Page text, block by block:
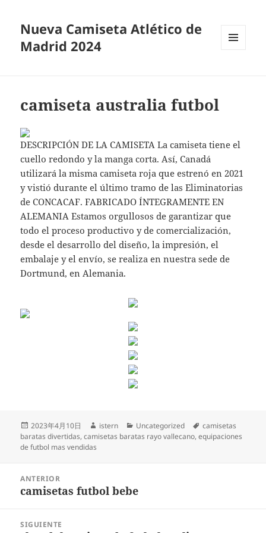
Nueva Camiseta Atlético de
Madrid 2024
camiseta australia futbol
DESCRIPCIÓN DE LA CAMISETA La camiseta tiene el
cuello redondo y la manga corta. Así, Canadá
utilizará la misma camiseta roja que estrenó en 2021
y vistió durante el último tramo de las Eliminatorias
de CONCACAF. FABRICADO ÍNTEGRAMENTE EN
ALEMANIA Estamos orgullosos de garantizar que
todo el proceso productivo y de comercialización,
desde el desarrollo del diseño, la impresión, el
embalaje y el envío, se realiza en nuestra sede de
Dortmund, en Alemania.
Publicado
el
2023年4月10日 Autor
istern Categorías
Uncategorized Etiquetas
camisetas
baratas divertidas,camisetas baratas rayo vallecano,equipaciones
de futbol mas vendidas
entradas
ANTERIOR
Entrada
camisetas futbol bebe
SIGUIENTE